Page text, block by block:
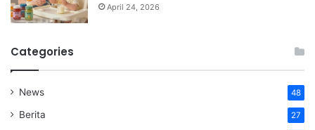
April 24, 2026
Categories
News 48
Berita 27